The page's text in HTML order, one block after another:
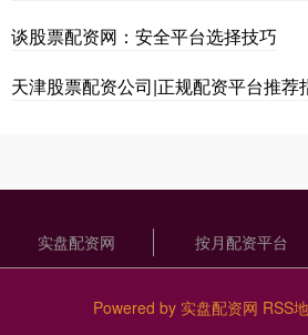
谈股票配资网：安全平台选择技巧
天津股票配资公司|正规配资平台推荐
实盘配资网 按月配资平台
Powered by 实盘配资网 RSS